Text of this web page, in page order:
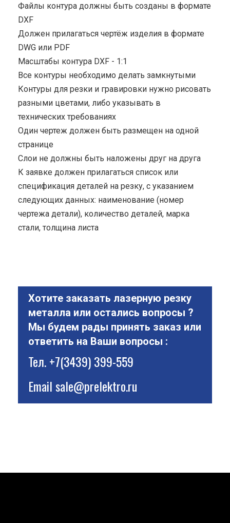
Файлы контура должны быть созданы в формате
DXF
Должен прилагаться чертёж изделия в формате
DWG или PDF
Масштабы контура DXF - 1:1
Все контуры необходимо делать замкнутыми
Контуры для резки и гравировки нужно рисовать
разными цветами, либо указывать в
технических требованиях
Один чертеж должен быть размещен на одной
странице
Cлои не должны быть наложены друг на друга
К заявке должен прилагаться список или
спецификация деталей на резку, с указанием
следующих данных: наименование (номер
чертежа детали), количество деталей, марка
стали, толщина листа
Хотите заказать лазерную резку
металла или остались вопросы ?
Мы будем рады принять заказ или
ответить на Ваши вопросы :
Тел.+7(3439) 399-559
Emailsale@prelektro.ru